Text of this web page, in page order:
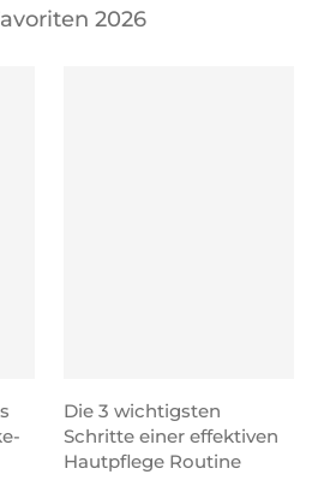
2026
Die 3 wichtigsten
Schritte einer effektiven
Hautpflege Routine